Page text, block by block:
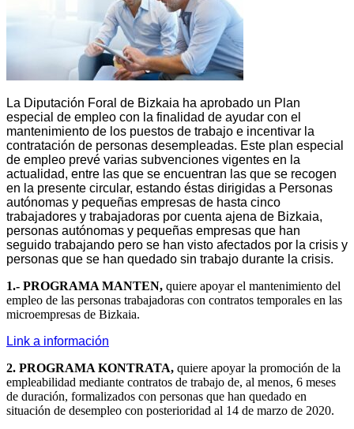
La Diputación Foral de Bizkaia ha aprobado un Plan
especial de empleo con la finalidad de ayudar con el
mantenimiento de los puestos de trabajo e incentivar la
contratación de personas desempleadas. Este plan especial
de empleo prevé varias subvenciones vigentes en la
actualidad, entre las que se encuentran las que se recogen
en la presente circular, estando éstas dirigidas a Personas
autónomas y pequeñas empresas de hasta cinco
trabajadores y trabajadoras por cuenta ajena de Bizkaia,
personas autónomas y pequeñas empresas que han
seguido trabajando pero se han visto afectados por la crisis y
personas que se han quedado sin trabajo durante la crisis.
1.- PROGRAMA MANTEN, quiere apoyar el mantenimiento del
empleo de las personas trabajadoras con contratos temporales en las
microempresas de Bizkaia.
Link a información
2. PROGRAMA KONTRATA, quiere apoyar la promoción de la
empleabilidad mediante contratos de trabajo de, al menos, 6 meses
de duración, formalizados con personas que han quedado en
situación de desempleo con posterioridad al 14 de marzo de 2020.